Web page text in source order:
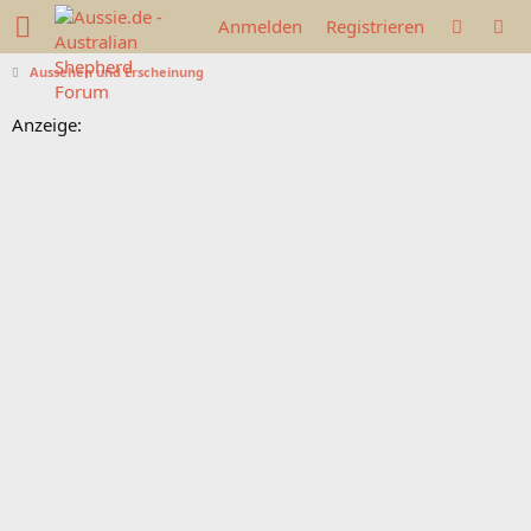
Anmelden Registrieren
Aussehen und Erscheinung
Anzeige: